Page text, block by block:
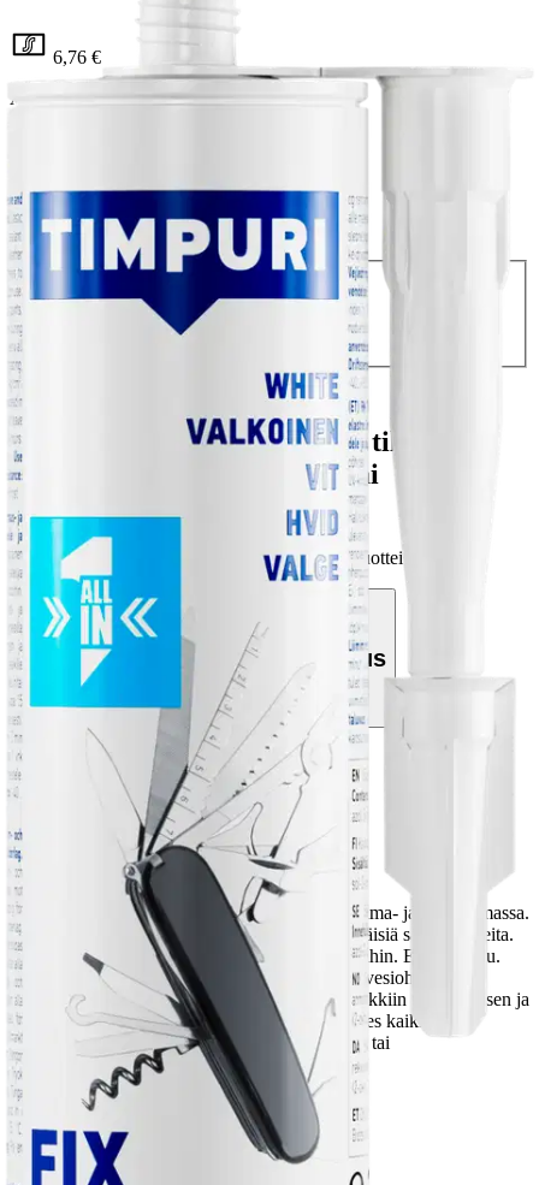
6,76 €
Asiakasomistajahinta
Verkkokaupan hinta
Valitse toimitustapa
Nouto myymälästä
Ilmainen
Siirry valitsemaan myymälä
Toimitus
Ilmainen toimitus yli 100 €:n tilauksille
Postin pakettiautomaattiin tai
palvelupisteeseen!
Etu ei koske Suuri‑lisäpalvelulla toimitettavia tuotteita.
Tarkista myymäläsaatavuus
Tuotekuvaus
Elastinen ja täyttävä MS-polymeeripohjainen liima- ja tiivistysmassa.
Liuotinaineeton. Kestää UV-säteilyä ja äärimmäisiä sääolosuhteita.
Soveltuu märkätiloihin. Tarttuu kosteisiin pintoihin. Ei homehdu.
Sisä- ja ulkokäyttöön. Voidaan hioa ja maalata vesiohenteisilla
maaleilla. Nopeasti kuivuva. Soveltuu lähes kaikkiin rakentamisen ja
korjaamisen liimaus- ja tiivistyskohteisiin ja lähes kaikille
materiaaleille (ei PE/PP). Ei sovellu lasitukseen tai
polttoainesäiliöiden tiivistämiseen.
Ominaisuudet